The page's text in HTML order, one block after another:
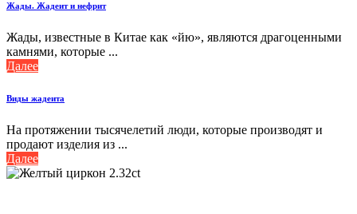
Жады. Жадеит и нефрит
Жады, известные в Китае как «йю», являются драгоценными
камнями, которые ...
Далее
Виды жадеита
На протяжении тысячелетий люди, которые производят и
продают изделия из ...
Далее